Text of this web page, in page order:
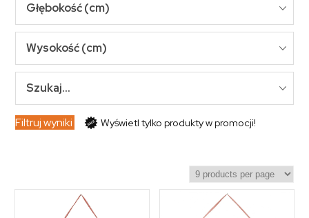
Głębokość (cm)
Wysokość (cm)
Szukaj...
Filtruj wyniki Wyświetl tylko produkty w promocji!